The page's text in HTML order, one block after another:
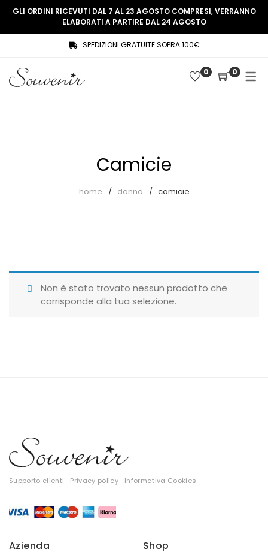
SHOP
Souvenir Privée
Giubbotti
Tute
Tutti
Gift Card
COLLEZIONE
THREE WOMEN, ONE MEMORY
GLI ORDINI RICEVUTI DAL 7 AL 23 AGOSTO COMPRESI, VERRANNO
ELABORATI A PARTIRE DAL 24 AGOSTO
SPEDIZIONI GRATUITE SOPRA 100€
0 0
Camicie
home donna camicie
Non è stato trovato nessun prodotto che
corrisponde alla tua selezione.
Supporto clienti Privacy policy Informativa Cookies
Azienda Shop